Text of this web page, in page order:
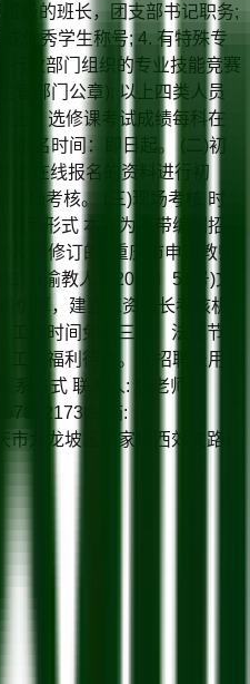
级的班长，团支部书记职务;
优秀学生称号; 4. 有特殊专
行政部门组织的专业技能竞赛
管部门公章); 以上四类人员
上，选修课考试成绩每科在
报名时间：即日起。 (二)初
者在线报名的资料进行初
场考核。 (三)现场考核 时
用形式 本次为不带编制招
新修订的<重庆市申请教师
》(渝教人〔2020〕51号)文
优厚，建立工资增长考核机
工作时间免费三餐、法定节
工资福利待遇。 4.招聘录用
系方式 联系人: 张老师
邮箱:
九龙坡区杨家坪西郊支路1